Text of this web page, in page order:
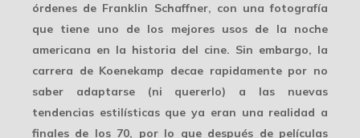
órdenes de Franklin Schaffner, con una fotografía
que tiene uno de los mejores usos de la noche
americana en la historia del cine. Sin embargo, la
carrera de Koenekamp decae rapidamente por no
saber adaptarse (ni quererlo) a las nuevas
tendencias estilísticas que ya eran una realidad a
finales de los 70, por lo que después de películas